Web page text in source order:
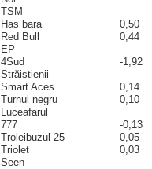
TSM
Has bara
0,50
Red Bull
0,44
EP
4Sud
-1,92
Străistienii
Smart Aces
0,14
Turnul negru
0,10
Luceafarul
777
-0,13
Troleibuzul 25
0,05
Triolet
0,03
Seen